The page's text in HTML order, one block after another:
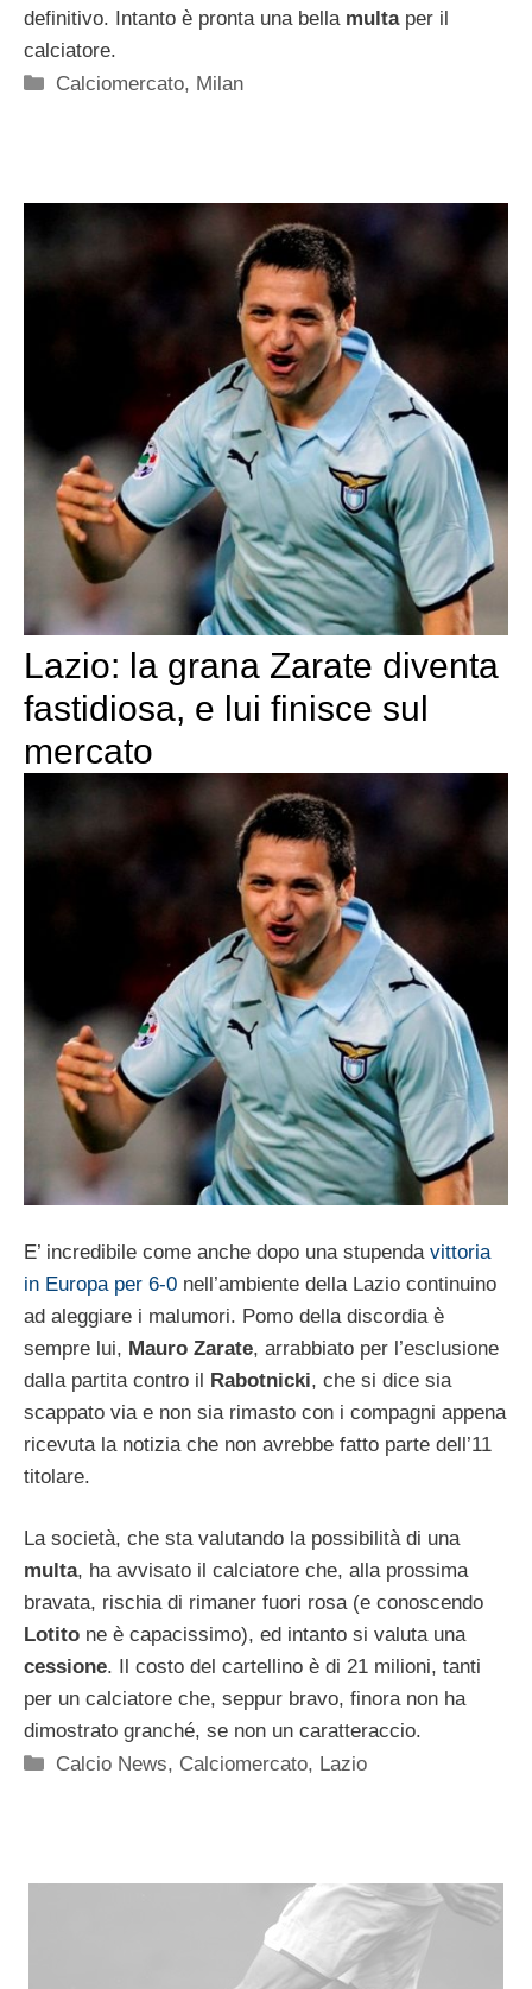
definitivo. Intanto è pronta una bella multaper il
calciatore.
Categorie
Calciomercato, Milan
Lazio: la grana Zarate diventa
fastidiosa, e lui finisce sul
mercato
E’ incredibile come anche dopo una stupenda vittoria
in Europa per 6-0 nell’ambiente della Lazio continuino
ad aleggiare i malumori. Pomo della discordia è
sempre lui, Mauro Zarate, arrabbiato per l’esclusione
dalla partita contro il Rabotnicki, che si dice sia
scappato via e non sia rimasto con i compagni appena
ricevuta la notizia che non avrebbe fatto parte dell’11
titolare.
La società, che sta valutando la possibilità di una
multa, ha avvisato il calciatore che, alla prossima
bravata, rischia di rimaner fuori rosa (e conoscendo
Lotito ne è capacissimo), ed intanto si valuta una
cessione. Il costo del cartellino è di 21 milioni, tanti
per un calciatore che, seppur bravo, finora non ha
dimostrato granché, se non un caratteraccio.
Categorie
Calcio News, Calciomercato, Lazio